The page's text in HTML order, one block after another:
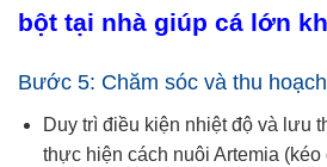
bột tại nhà giúp cá lớn
Bước 5: Chăm sóc và thu
Duy trì điều kiện nhiệt độ và lưu
thực hiện cách nuôi Artemia